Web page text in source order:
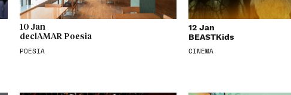
10 Jan
declAMAR Poesia
POESIA
12 Jan
BEASTKids
CINEMA